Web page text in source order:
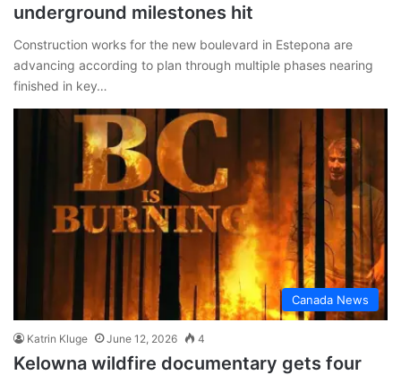
underground milestones hit
Construction works for the new boulevard in Estepona are
advancing according to plan through multiple phases nearing
finished in key…
Canada News
Katrin Kluge June 12, 2026 4
Kelowna wildfire documentary gets four